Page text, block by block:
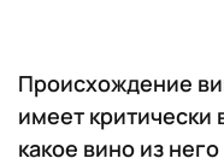
Происхождение
имеет критически
какое вино из